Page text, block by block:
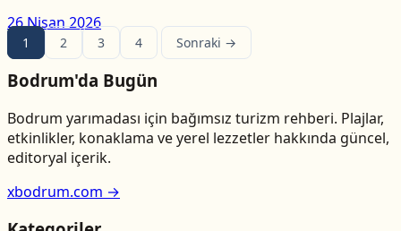
26 Nisan 2026
1 2 3 4 Sonraki →
Bodrum'da Bugün
Bodrum yarımadası için bağımsız turizm rehberi. Plajlar,
etkinlikler, konaklama ve yerel lezzetler hakkında güncel,
editoryal içerik.
xbodrum.com →